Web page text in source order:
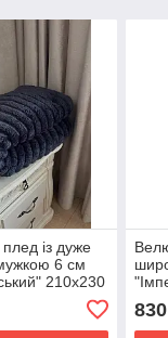
із дуже
6 см
210х230
830